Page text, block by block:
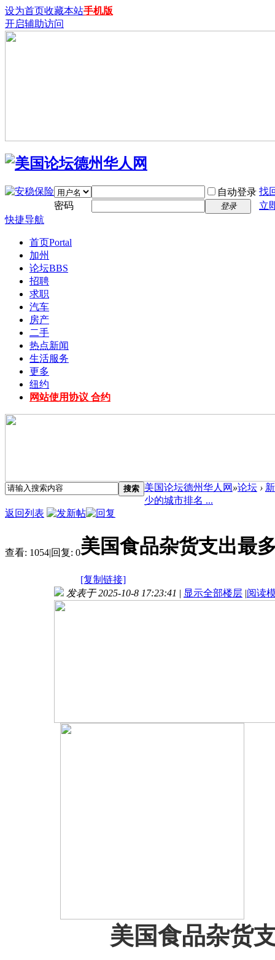
设为首页收藏本站手机版
开启辅助访问
自动登录 找
密码
登录
立
快捷导航
首页Portal
加州
论坛BBS
招聘
求职
汽车
房产
二手
热点新闻
生活服务
更多
纽约
网站使用协议 合约
搜索 美国论坛德州华人网 »论坛 ›
少的城市排名 ...
返回列表
查看: 1054|回复: 0美国食品杂货支出最
[复制链接]
发表于 2025-10-8 17:23:41 | 显示全部楼层 |阅读
美国食品杂货